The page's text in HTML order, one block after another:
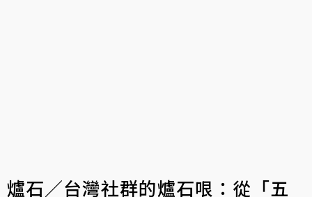
爐石／台灣社群的爐石哏：從「五